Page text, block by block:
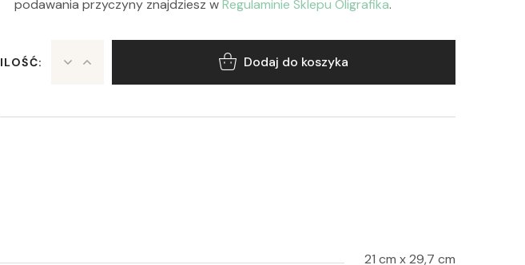
podawania przyczyny znajdziesz wRegulaminie Sklepu Oligrafika.
ILOŚĆ: Dodaj do koszyka
21 cm x 29,7 cm